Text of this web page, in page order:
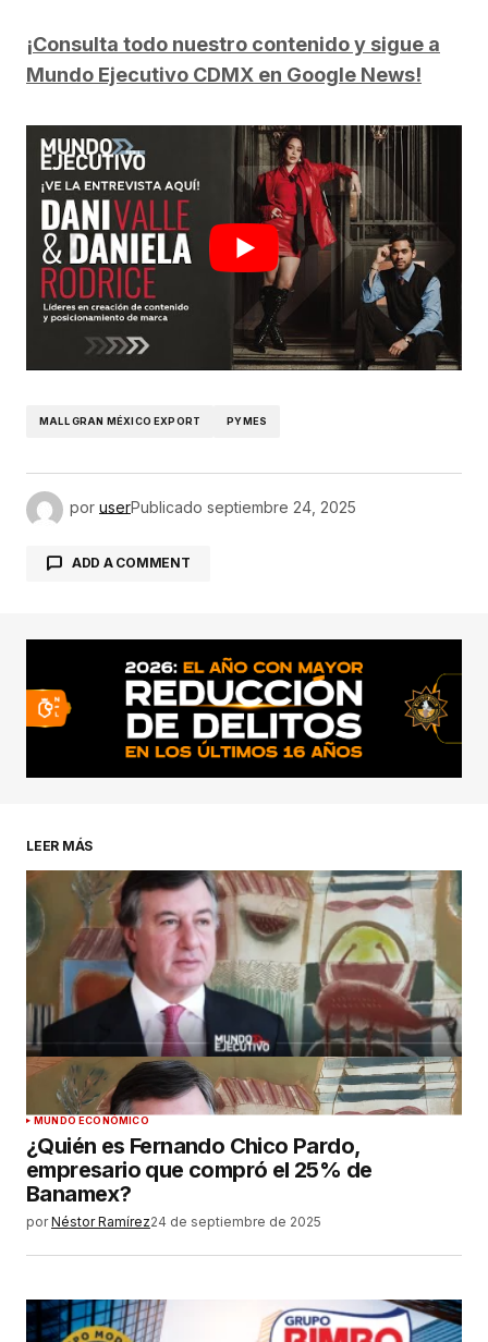
¡Consulta todo nuestro contenido y sigue a
Mundo Ejecutivo CDMX en Google News!
MALL GRAN MÉXICO EXPORT PYMES
por userPublicado septiembre 24, 2025
ADD A COMMENT
conectado
LEER MÁS
MUNDO ECONÓMICO
¿Quién es Fernando Chico Pardo,
empresario que compró el 25% de
Banamex?
por Néstor Ramírez24 de septiembre de 2025